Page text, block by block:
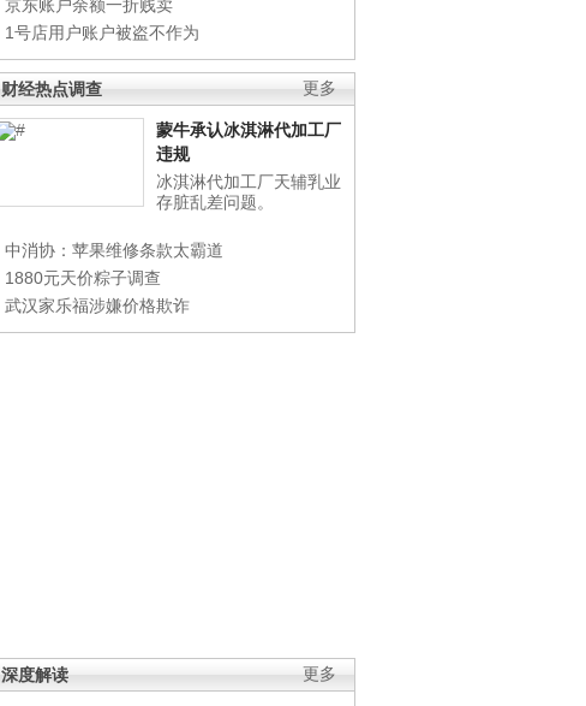
京东账户余额一折贱卖
1号店用户账户被盗不作为
更多
财经热点调查
蒙牛承认冰淇淋代加工厂
违规
冰淇淋代加工厂天辅乳业
存脏乱差问题。
中消协：苹果维修条款太霸道
1880元天价粽子调查
武汉家乐福涉嫌价格欺诈
更多
深度解读